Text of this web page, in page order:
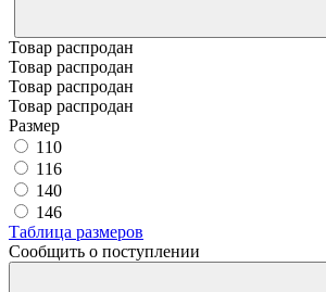
Товар распродан
Товар распродан
Товар распродан
Товар распродан
Размер
110
116
140
146
Таблица размеров
Сообщить о поступлении